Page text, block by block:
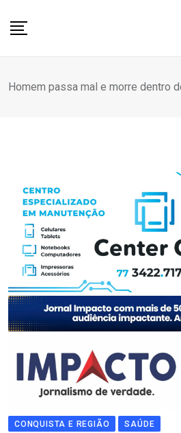
Homem passa mal e morre dentro
CONQUISTA E REGIÃO SAÚDE